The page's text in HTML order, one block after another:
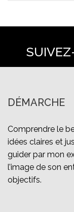
DÉMARCHE
Comprendre le
idées claires et
guider par mon
l’image de son
objectifs.